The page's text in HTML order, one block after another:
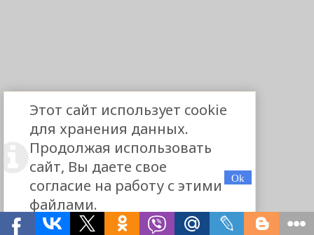
Этот сайт использует cookie
для хранения данных.
Продолжая использовать
сайт, Вы даете свое
согласие на работу с этими
файлами.